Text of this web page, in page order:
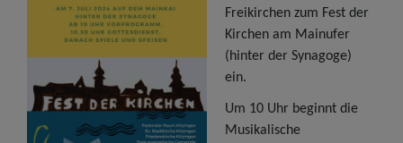
Freikirchen zum Fest der
Kirchen am Mainufer
(hinter der Synagoge)
ein.
Um 10 Uhr beginnt die
Musikalische